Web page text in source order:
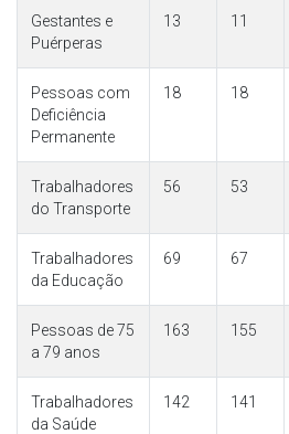
Gestantes e
Puérperas
13 11
Pessoas com
Deficiência
Permanente
18 18
Trabalhadores
do Transporte
56 53
Trabalhadores
da Educação
69 67
Pessoas de 75
a 79 anos
163 155
Trabalhadores
da Saúde
142 141